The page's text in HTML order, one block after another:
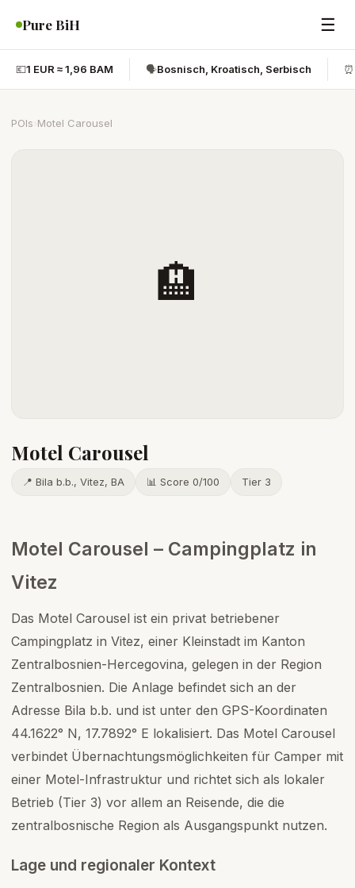
Pure BiH ☰
💶1 EUR ≈ 1,96 BAM 🗣️Bosnisch, Kroatisch, Serbisch ⏰
POIs Motel Carousel
🏨
Motel Carousel
📍 Bila b.b., Vitez, BA 📊 Score 0/100 Tier 3
Motel Carousel – Campingplatz in
Vitez
Das Motel Carousel ist ein privat betriebener
Campingplatz in Vitez, einer Kleinstadt im Kanton
Zentralbosnien-Hercegovina, gelegen in der Region
Zentralbosnien. Die Anlage befindet sich an der
Adresse Bila b.b. und ist unter den GPS-Koordinaten
44.1622° N, 17.7892° E lokalisiert. Das Motel Carousel
verbindet Übernachtungsmöglichkeiten für Camper mit
einer Motel-Infrastruktur und richtet sich als lokaler
Betrieb (Tier 3) vor allem an Reisende, die die
zentralbosnische Region als Ausgangspunkt nutzen.
Lage und regionaler Kontext